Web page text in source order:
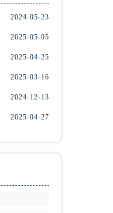
2024-05-23
2025-05-05
2025-04-25
2025-03-16
2024-12-13
2025-04-27